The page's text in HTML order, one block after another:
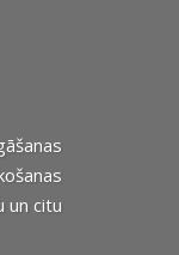
un citu